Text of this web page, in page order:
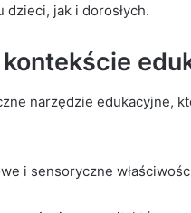
dzieci, jak i dorosłych.
narzędzie edukacyjne,
i sensoryczne